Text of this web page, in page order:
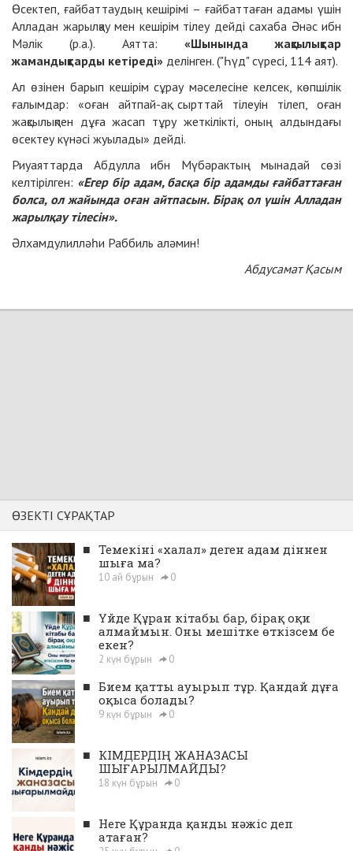
Өсектеп, ғайбаттаудың кешірімі – ғайбаттаған адамы үшін
Алладан жарылқау мен кешірім тілеу дейді сахаба Әнәс ибн
Мәлік (р.а.). Аятта: «Шынында жақсылықтар
жамандықтарды кетіреді» делінген. ("Һүд" сүресі, 114 аят).
Ал өзінен барып кешірім сұрау мәселесіне келсек, көпшілік
ғалымдар: «оған айтпай-ақ сырттай тілеуін тілеп, оған
жақсылықпен дұға жасап тұру жеткілікті, оның алдындағы
өсектеу күнәсі жуылады» дейді.
Риуаяттарда Абдулла ибн Мүбәрактың мынадай сөзі
келтірілген: «Егер бір адам, басқа бір адамды ғайбаттаған
болса, ол жайында оған айтпасын. Бірақ ол үшін Алладан
жарылқау тілесін».
Әлхамдулилләһи Раббиль аләмин!
Абдусамат Қасым
ӨЗЕКТІ СҰРАҚТАР
■ Темекіні «халал» деген адам діннен
шыға ма?
10 ай бұрын 0
■ Үйде Құран кітабы бар, бірақ оқи
алмаймын. Оны мешітке өткізсем бе
екен?
2 күн бұрын 0
■ Бием қатты ауырып тұр. Қандай дұға
оқыса болады?
9 күн бұрын 0
■ КІМДЕРДІҢ ЖАНАЗАСЫ
ШЫҒАРЫЛМАЙДЫ?
18 күн бұрын 0
■ Неге Құранда қанды нәжіс деп
атаған?